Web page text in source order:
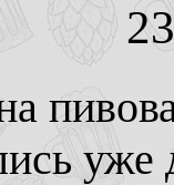
уже